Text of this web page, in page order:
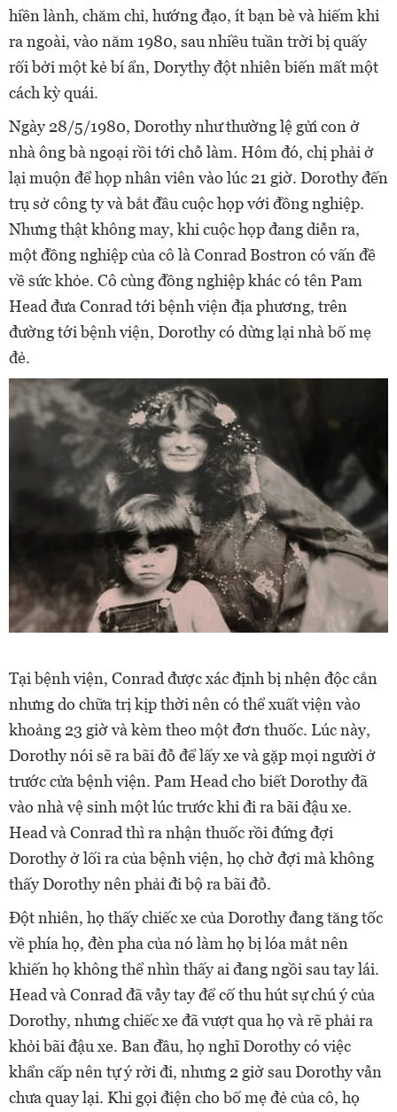
hiền lành, chăm chỉ, hướng đạo, ít bạn bè và hiếm khi
ra ngoài, vào năm 1980, sau nhiều tuần trời bị quấy
rối bởi một kẻ bí ẩn, Dorythy đột nhiên biến mất một
cách kỳ quái.
Ngày 28/5/1980, Dorothy như thường lệ gửi con ở
nhà ông bà ngoại rồi tới chỗ làm. Hôm đó, chị phải ở
lại muộn để họp nhân viên vào lúc 21 giờ. Dorothy đến
trụ sở công ty và bắt đầu cuộc họp với đồng nghiệp.
Nhưng thật không may, khi cuộc họp đang diễn ra,
một đồng nghiệp của cô là Conrad Bostron có vấn đề
về sức khỏe. Cô cùng đồng nghiệp khác có tên Pam
Head đưa Conrad tới bệnh viện địa phương, trên
đường tới bệnh viện, Dorothy có dừng lại nhà bố mẹ
đẻ.
Tại bệnh viện, Conrad được xác định bị nhện độc cắn
nhưng do chữa trị kịp thời nên có thể xuất viện vào
khoảng 23 giờ và kèm theo một đơn thuốc. Lúc này,
Dorothy nói sẽ ra bãi đỗ để lấy xe và gặp mọi người ở
trước cửa bệnh viện. Pam Head cho biết Dorothy đã
vào nhà vệ sinh một lúc trước khi đi ra bãi đậu xe.
Head và Conrad thì ra nhận thuốc rồi đứng đợi
Dorothy ở lối ra của bệnh viện, họ chờ đợi mà không
thấy Dorothy nên phải đi bộ ra bãi đỗ.
Đột nhiên, họ thấy chiếc xe của Dorothy đang tăng tốc
về phía họ, đèn pha của nó làm họ bị lóa mắt nên
khiến họ không thể nhìn thấy ai đang ngồi sau tay lái.
Head và Conrad đã vẫy tay để cố thu hút sự chú ý của
Dorothy, nhưng chiếc xe đã vượt qua họ và rẽ phải ra
khỏi bãi đậu xe. Ban đầu, họ nghĩ Dorothy có việc
khẩn cấp nên tự ý rời đi, nhưng 2 giờ sau Dorothy vẫn
chưa quay lại. Khi gọi điện cho bố mẹ đẻ của cô, họ